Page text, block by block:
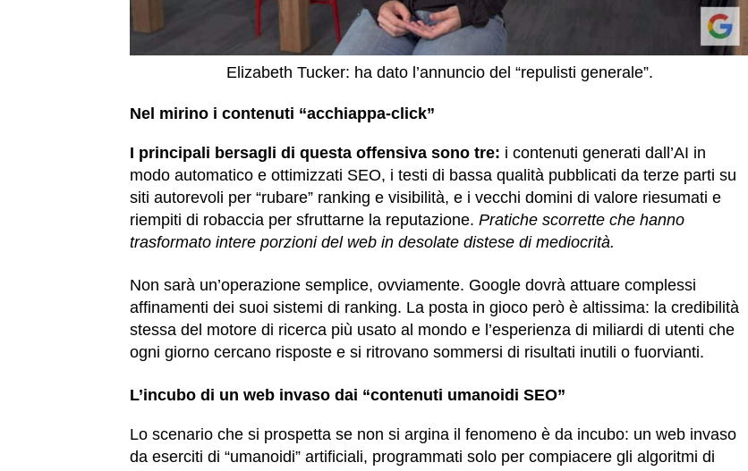
Elizabeth Tucker: ha dato l’annuncio del “repulisti generale”.
Nel mirino i contenuti “acchiappa-click”
I principali bersagli di questa offensiva sono tre: i contenuti generati dall’AI in
modo automatico e ottimizzati SEO, i testi di bassa qualità pubblicati da terze parti su
siti autorevoli per “rubare” ranking e visibilità, e i vecchi domini di valore riesumati e
riempiti di robaccia per sfruttarne la reputazione. Pratiche scorrette che hanno
trasformato intere porzioni del web in desolate distese di mediocrità.
Non sarà un’operazione semplice, ovviamente. Google dovrà attuare complessi
affinamenti dei suoi sistemi di ranking. La posta in gioco però è altissima: la credibilità
stessa del motore di ricerca più usato al mondo e l’esperienza di miliardi di utenti che
ogni giorno cercano risposte e si ritrovano sommersi di risultati inutili o fuorvianti.
L’incubo di un web invaso dai “contenuti umanoidi SEO”
Lo scenario che si prospetta se non si argina il fenomeno è da incubo: un web invaso
da eserciti di “umanoidi” artificiali, programmati solo per compiacere gli algoritmi di